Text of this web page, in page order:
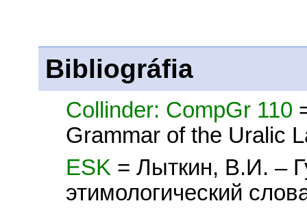
Bibliográfia
Collinder: CompGr 110
Grammar of the Uralic
ESK = Лыткин, В.И. –
этимологический